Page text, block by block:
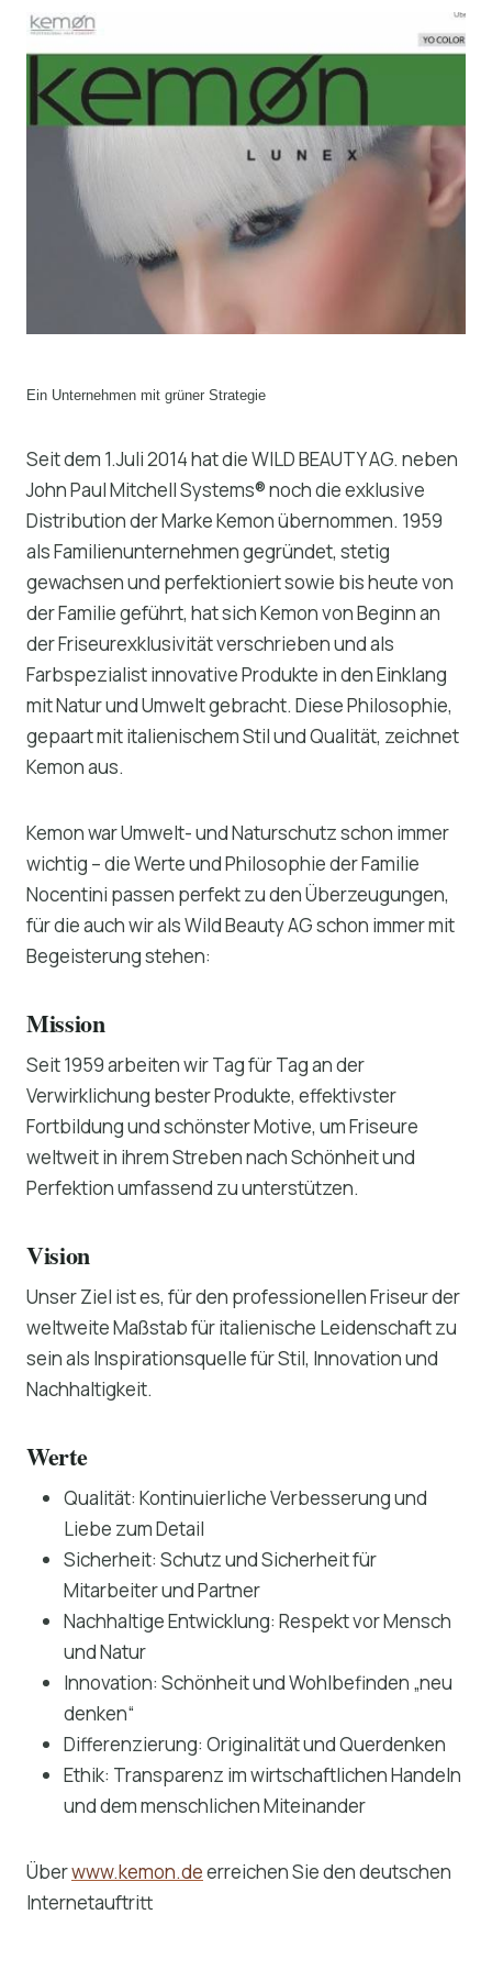
Ein Unternehmen mit grüner Strategie
Seit dem 1.Juli 2014 hat die WILD BEAUTY AG. neben
John Paul Mitchell Systems® noch die exklusive
Distribution der Marke Kemon übernommen. 1959
als Familienunternehmen gegründet, stetig
gewachsen und perfektioniert sowie bis heute von
der Familie geführt, hat sich Kemon von Beginn an
der Friseurexklusivität verschrieben und als
Farbspezialist innovative Produkte in den Einklang
mit Natur und Umwelt gebracht. Diese Philosophie,
gepaart mit italienischem Stil und Qualität, zeichnet
Kemon aus.
Kemon war Umwelt- und Naturschutz schon immer
wichtig – die Werte und Philosophie der Familie
Nocentini passen perfekt zu den Überzeugungen,
für die auch wir als Wild Beauty AG schon immer mit
Begeisterung stehen:
Mission
Seit 1959 arbeiten wir Tag für Tag an der
Verwirklichung bester Produkte, effektivster
Fortbildung und schönster Motive, um Friseure
weltweit in ihrem Streben nach Schönheit und
Perfektion umfassend zu unterstützen.
Vision
Unser Ziel ist es, für den professionellen Friseur der
weltweite Maßstab für italienische Leidenschaft zu
sein als Inspirationsquelle für Stil, Innovation und
Nachhaltigkeit.
Werte
Qualität: Kontinuierliche Verbesserung und
Liebe zum Detail
Sicherheit: Schutz und Sicherheit für
Mitarbeiter und Partner
Nachhaltige Entwicklung: Respekt vor Mensch
und Natur
Innovation: Schönheit und Wohlbefinden „neu
denken“
Differenzierung: Originalität und Querdenken
Ethik: Transparenz im wirtschaftlichen Handeln
und dem menschlichen Miteinander
Überwww.kemon.deerreichen Sie den deutschen
Internetauftritt